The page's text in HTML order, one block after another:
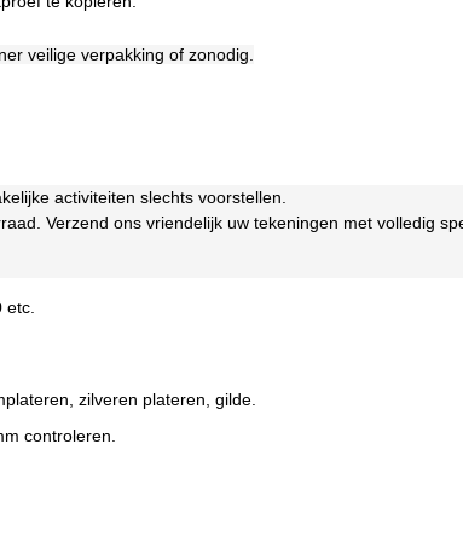
veilige verpakking of zonodig.
activiteiten slechts voorstellen.
Verzend ons vriendelijk uw tekeningen met volledig
zilveren plateren, gilde.
controleren.